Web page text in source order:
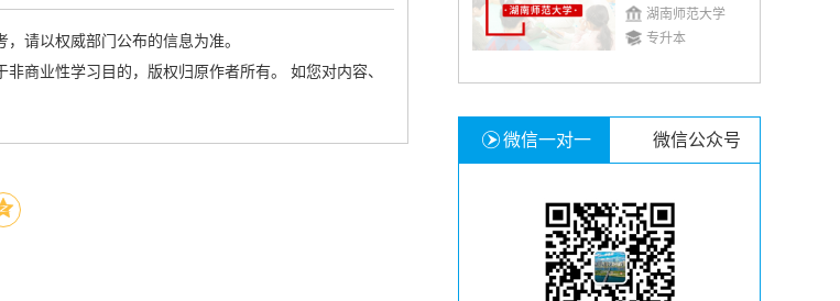
请以权威部门公布的信息为准。
商业性学习目的，版权归原作者所有。 如您对内容、
湖南师范大学
专升本
微信一对一 微信公众号